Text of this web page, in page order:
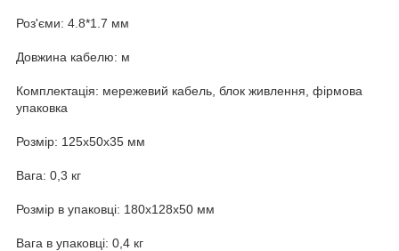
Роз'єми: 4.8*1.7 мм
Довжина кабелю: м
Комплектація: мережевий кабель, блок живлення, фірмова
упаковка
Розмір: 125x50x35 мм
Вага: 0,3 кг
Розмір в упаковці: 180х128х50 мм
Вага в упаковці: 0,4 кг